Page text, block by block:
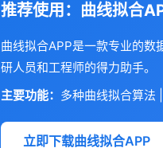
推荐使用：曲线拟合
曲线拟合APP是一款专业的数
研人员和工程师的得力助手。
主要功能： 多种曲线拟合算法
立即下载曲线拟合APP